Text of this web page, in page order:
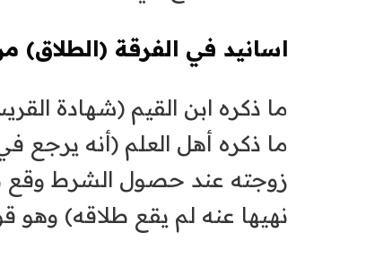
اسانيد في الفرقة (الطلاق)
ما ذكره ابن القيم (شهادة
ما ذكره أهل العلم (أنه
زوجته عند حصول الشرط وقع
نهيها عنه لم يقع طلاقه) وهو